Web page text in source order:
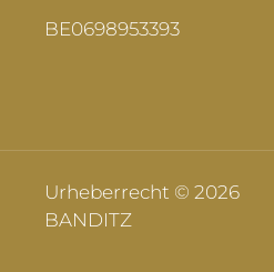
BE0698953393
Urheberrecht © 2026
BANDITZ